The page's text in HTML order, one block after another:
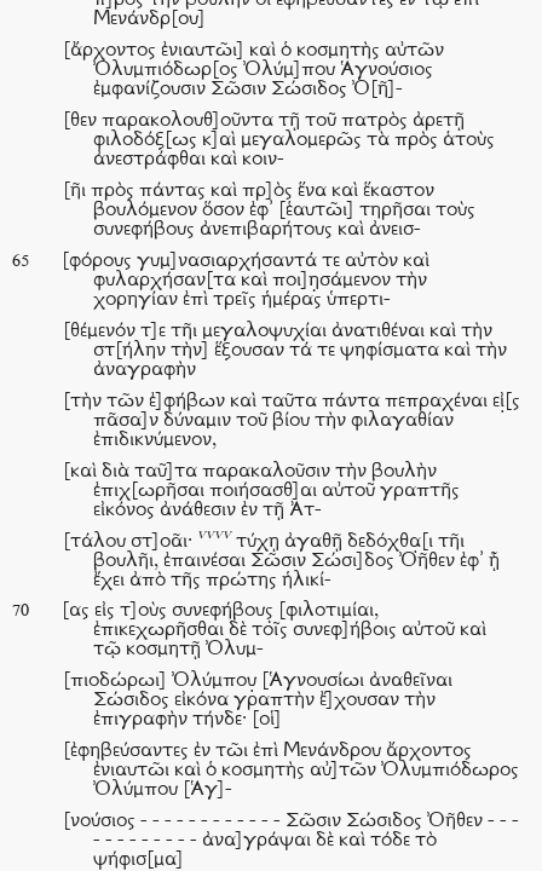
Μενάνδρ[ου]
[ἄρχοντος ἐνιαυτῶι] καὶ ὁ κοσμητὴς αὐτῶν
Ὀλυμπιόδωρ[ος Ὀλύμ]που Ἁγνούσιος
ἐμφανίζουσιν Σῶσιν Σώσιδος Ὀ[ῆ]-
[θεν παρακολουθ]οῦντα τῇ τοῦ πατρὸς ἀρετῇ
φιλοδόξ[ως κ]αὶ μεγαλομερῶς τὰ πρὸς ἁτοὺς
ἀνεστράφθαι καὶ κοιν-
[ῆι πρὸς πάντας καὶ πρ]ὸς ἕνα καὶ ἕκαστον
βουλόμενον ὅσον ἐφ᾿ [ἑαυτῶι] τηρῆσαι τοὺς
συνεφήβους ἀνεπιβαρήτους καὶ ἀνεισ-
65
[φόρους γυμ]νασιαρχήσαντά τε αὐτὸν καὶ
φυλαρχήσαν[τα καὶ ποι]η̣σάμενον τὴν
χορηγίαν ἐπὶ τρεῖς ἡμέρας ὑπερτι-
[θέμενόν τ]ε τῆι μεγαλοψυχίαι ἀνατιθέναι καὶ τὴν
στ[ήλην τὴν] ἕξουσαν τά τε ψηφίσματα καὶ τὴν
ἀναγραφὴν
[τὴν τῶν ἐ]φήβων καὶ ταῦτα πάντα πεπραχέναι εἰ̣[ς
πᾶσα]ν δύναμιν τοῦ βίου τὴν φιλαγαθίαν
ἐπιδικνύμενον,
[καὶ διὰ ταῦ]τα παρακαλοῦσιν τὴν βουλὴν
ἐπιχ[ωρῆσαι ποιήσασθ]αι αὐτοῦ γραπτῆς
εἰκόνος ἀνάθεσιν ἐν τῇ Ἀτ-
[τάλου στ]οᾶι· vvvv τύχῃ ἀγαθῇ δεδόχθα̣[ι τῆι
βουλῆι, ἐπαινέσαι Σῶσιν Σώσι]δος Ὀῆθεν ἐφ᾿ ᾗ
ἔχει ἀπὸ τῆς πρώτης ἡλικί-
70
[ας εἰς τ]οὺς συνεφήβους̣ [φιλοτιμίαι,
ἐπικεχωρῆσθαι δὲ τοῖς συνεφ]ήβοις αὐτοῦ καὶ
τῷ κοσμητῇ Ὀλυμ-
[πιοδώρωι] Ὀλύμπου̣ [Ἁγνουσίωι ἀναθεῖναι
Σώσιδος εἰκόνα γραπτὴν ἔ]χουσαν τὴν
ἐπιγραφὴν τήνδε· [οἱ]
[ἐφηβεύσαντες ἐν τῶι ἐπὶ Μενάνδρου ἄρχοντος
ἐνιαυτῶι καὶ ὁ κοσμητὴς αὐ]τῶν Ὀλυμπιόδωρος
Ὀλύμπου [Ἁγ]-
[νούσιος - - - - - - - - - - - - Σῶσιν Σώσιδος Ὀῆθεν - - -
- - - - - - - - - ἀνα]γράψαι δὲ καὶ τόδε τὸ
ψήφισ[μα]